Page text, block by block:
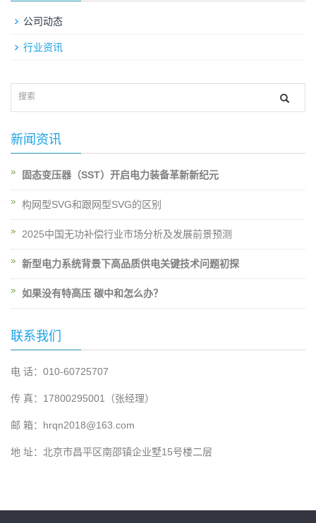
公司动态
行业资讯
新闻资讯
固态变压器（SST）开启电力装备革新新纪元
构网型SVG和跟网型SVG的区别
2025中国无功补偿行业市场分析及发展前景预测
新型电力系统背景下高品质供电关键技术问题初探
如果没有特高压 碳中和怎么办？
联系我们
电 话：010-60725707
传 真：17800295001（张经理）
邮 箱：hrqn2018@163.com
地 址：北京市昌平区南邵镇企业墅15号楼二层